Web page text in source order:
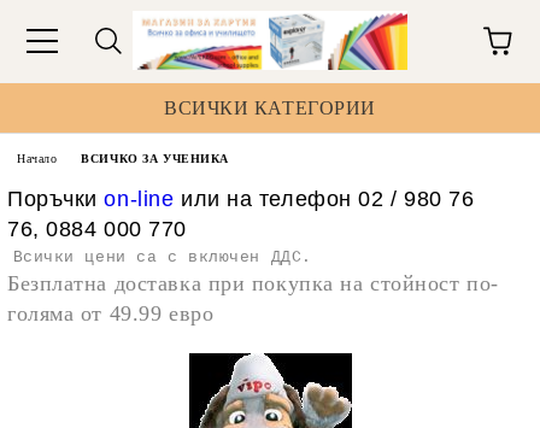
ВСИЧКИ КАТЕГОРИИ
Начало ВСИЧКО ЗА УЧЕНИКА
Поръчкиon-line или на телефон 02 / 980 76
76, 0884 000 770
Всички цени са с включен ДДС.
Безплатна доставка при покупка на стойност по-
голяма от 49.99 евро